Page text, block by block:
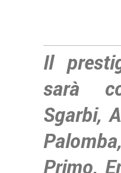
Il
sarà
Sgarbi,
Primo,